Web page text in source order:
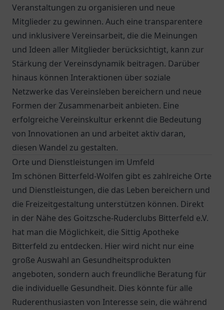
Veranstaltungen zu organisieren und neue
Mitglieder zu gewinnen. Auch eine transparentere
und inklusivere Vereinsarbeit, die die Meinungen
und Ideen aller Mitglieder berücksichtigt, kann zur
Stärkung der Vereinsdynamik beitragen. Darüber
hinaus können Interaktionen über soziale
Netzwerke das Vereinsleben bereichern und neue
Formen der Zusammenarbeit anbieten. Eine
erfolgreiche Vereinskultur erkennt die Bedeutung
von Innovationen an und arbeitet aktiv daran,
diesen Wandel zu gestalten.
Orte und Dienstleistungen im Umfeld
Im schönen Bitterfeld-Wolfen gibt es zahlreiche Orte
und Dienstleistungen, die das Leben bereichern und
die Freizeitgestaltung unterstützen können. Direkt
in der Nähe des Goitzsche-Ruderclubs Bitterfeld e.V.
hat man die Möglichkeit, die Sittig Apotheke
Bitterfeld zu entdecken. Hier wird nicht nur eine
große Auswahl an Gesundheitsprodukten
angeboten, sondern auch freundliche Beratung für
die individuelle Gesundheit. Dies könnte für alle
Ruderenthusiasten von Interesse sein, die während